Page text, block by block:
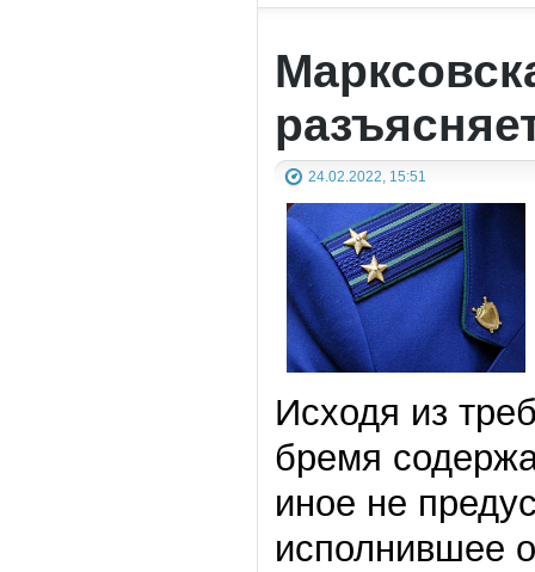
24.02.2022, 15:51
Исходя из
бремя
иное не
исполнившее